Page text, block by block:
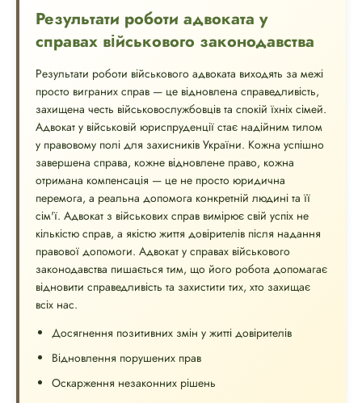
Результати роботи адвоката у
справах військового законодавства
Результати роботи військового адвоката виходять за межі
просто виграних справ — це відновлена ​​справедливість,
захищена честь військовослужбовців та спокій їхніх сімей.
Адвокат у військовій юриспруденції стає надійним тилом
у правовому полі для захисників України. Кожна успішно
завершена справа, кожне відновлене право, кожна
отримана компенсація — це не просто юридична
перемога, а реальна допомога конкретній людині та її
сім'ї. Адвокат з військових справ вимірює свій успіх не
кількістю справ, а якістю життя довірителів після надання
правової допомоги. Адвокат у справах військового
законодавства пишається тим, що його робота допомагає
відновити справедливість та захистити тих, хто захищає
всіх нас.
Досягнення позитивних змін у житті довірителів
Відновлення порушених прав
Оскарження незаконних рішень